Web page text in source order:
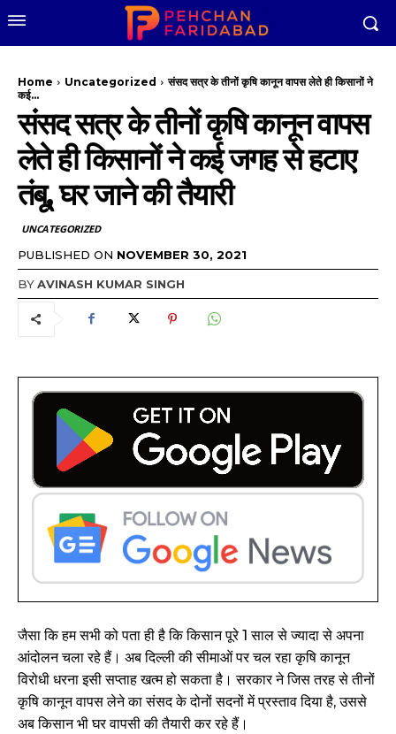
Home Uncategorized
संसद सत्र के तीनों कृषि कानून वापस लेते ही किसानों ने
कई...
संसद सत्र के तीनों कृषि कानून वापस
लेते ही किसानों ने कई जगह से हटाए
तंबू, घर जाने की तैयारी
UNCATEGORIZED
PUBLISHED ON NOVEMBER 30, 2021
BYAVINASH KUMAR SINGH
जैसा कि हम सभी को पता ही है कि किसान पूरे 1 साल से ज्यादा से अपना
आंदोलन चला रहे हैं। अब दिल्ली की सीमाओं पर चल रहा कृषि कानून
विरोधी धरना इसी सप्ताह खत्म हो सकता है। सरकार ने जिस तरह से तीनों
कृषि कानून वापस लेने का संसद के दोनों सदनों में प्रस्ताव दिया है, उससे
अब किसान भी घर वापसी की तैयारी कर रहे हैं।